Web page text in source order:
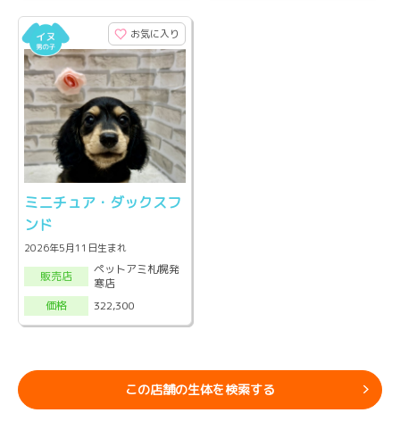
お気に入り
ミニチュア・ダックスフ
ンド
2026年5月11日生まれ
販売店
ペットアミ札幌発
寒店
価格
322,300
この店舗の生体を検索する